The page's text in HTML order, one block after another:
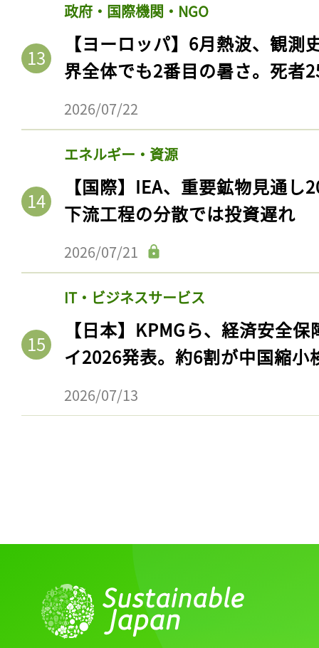
政府・国際機関・NGO
【ヨーロッパ】6月熱波、観
界全体でも2番目の暑さ。死者
2026/07/22
エネルギー・資源
【国際】IEA、重要鉱物見通
下流工程の分散では投資遅れ
2026/07/21
IT・ビジネスサービス
【日本】KPMGら、経済安全
イ2026発表。約6割が中国縮小
2026/07/13